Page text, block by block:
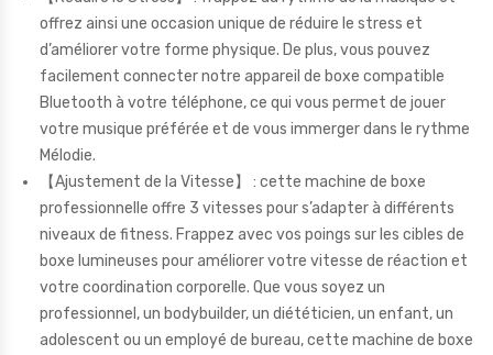
offrez ainsi une occasion unique de réduire le stress et
d’améliorer votre forme physique. De plus, vous pouvez
facilement connecter notre appareil de boxe compatible
Bluetooth à votre téléphone, ce qui vous permet de jouer
votre musique préférée et de vous immerger dans le rythme
Mélodie.
【Ajustement de la Vitesse】 : cette machine de boxe
professionnelle offre 3 vitesses pour s’adapter à différents
niveaux de fitness. Frappez avec vos poings sur les cibles de
boxe lumineuses pour améliorer votre vitesse de réaction et
votre coordination corporelle. Que vous soyez un
professionnel, un bodybuilder, un diététicien, un enfant, un
adolescent ou un employé de bureau, cette machine de boxe